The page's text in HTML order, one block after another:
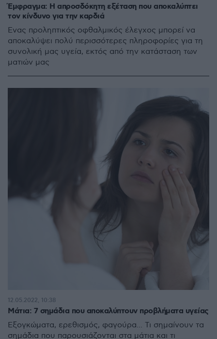
Έμφραγμα: Η απροσδόκητη εξέταση που αποκαλύπτει
τον κίνδυνο για την καρδιά
Ένας προληπτικός οφθαλμικός έλεγχος μπορεί να
αποκαλύψει πολύ περισσότερες πληροφορίες για τη
συνολική μας υγεία, εκτός από την κατάσταση των
ματιών μας
Μάτια: 7 σημάδια που αποκαλύπτουν προβλήματα υγείας
Εξογκώματα, ερεθισμός, φαγούρα... Τι σημαίνουν τα
σημάδια που παρουσιάζονται στα μάτια και τι
12.05.2022, 10:38